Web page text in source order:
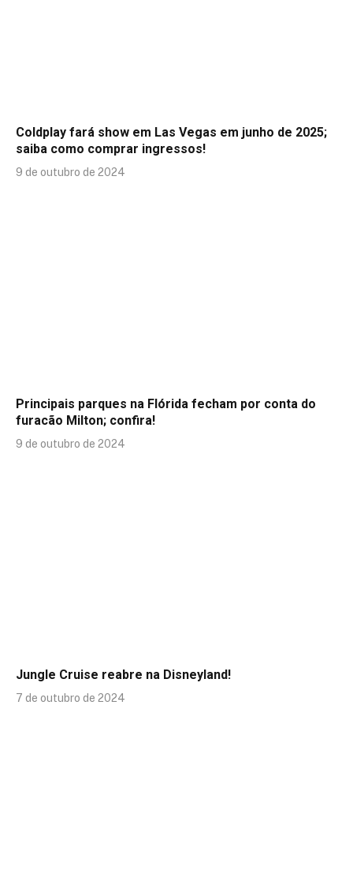
Coldplay fará show em Las Vegas em junho de 2025;
saiba como comprar ingressos!
9 de outubro de 2024
Principais parques na Flórida fecham por conta do
furacão Milton; confira!
9 de outubro de 2024
Jungle Cruise reabre na Disneyland!
7 de outubro de 2024